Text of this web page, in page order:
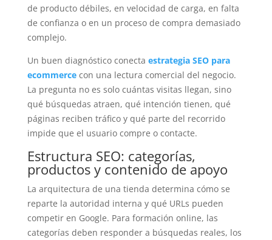
de producto débiles, en velocidad de carga, en falta
de confianza o en un proceso de compra demasiado
complejo.
Un buen diagnóstico conecta estrategia SEO para
ecommercecon una lectura comercial del negocio.
La pregunta no es solo cuántas visitas llegan, sino
qué búsquedas atraen, qué intención tienen, qué
páginas reciben tráfico y qué parte del recorrido
impide que el usuario compre o contacte.
Estructura SEO: categorías,
productos y contenido de apoyo
La arquitectura de una tienda determina cómo se
reparte la autoridad interna y qué URLs pueden
competir en Google. Para formación online, las
categorías deben responder a búsquedas reales, los